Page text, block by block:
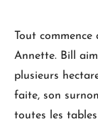
Tout
Annette. Bill
plusieurs
faite, son
toutes les